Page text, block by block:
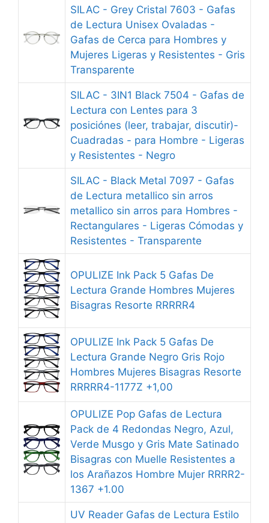
SILAC - Grey Cristal 7603 - Gafas
de Lectura Unisex Ovaladas -
Gafas de Cerca para Hombres y
Mujeres Ligeras y Resistentes - Gris
Transparente
SILAC - 3IN1 Black 7504 - Gafas de
Lectura con Lentes para 3
posiciónes (leer, trabajar, discutir)-
Cuadradas - para Hombre - Ligeras
y Resistentes - Negro
SILAC - Black Metal 7097 - Gafas
de Lectura metallico sin arros
metallico sin arros para Hombres -
Rectangulares - Ligeras Cómodas y
Resistentes - Transparente
OPULIZE Ink Pack 5 Gafas De
Lectura Grande Hombres Mujeres
Bisagras Resorte RRRRR4
OPULIZE Ink Pack 5 Gafas De
Lectura Grande Negro Gris Rojo
Hombres Mujeres Bisagras Resorte
RRRRR4-1177Z +1,00
OPULIZE Pop Gafas de Lectura
Pack de 4 Redondas Negro, Azul,
Verde Musgo y Gris Mate Satinado
Bisagras con Muelle Resistentes a
los Arañazos Hombre Mujer RRRR2-
1367 +1.00
UV Reader Gafas de Lectura Estilo